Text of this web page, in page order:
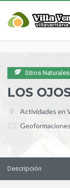
Sitios Naturales
LOS
Actividades en
Geoformaciones
Descripción